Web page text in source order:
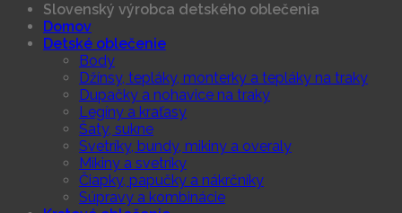
Slovenský výrobca detského oblečenia
Domov
Detské oblečenie
Body
Džínsy, tepláky, monterky a tepláky na traky
Dupačky a nohavice na traky
Legíny a kraťasy
Šaty, sukne
Svetríky, bundy, mikiny a overaly
Mikiny a svetríky
Čiapky, papučky a nákrčníky
Súpravy a kombinácie